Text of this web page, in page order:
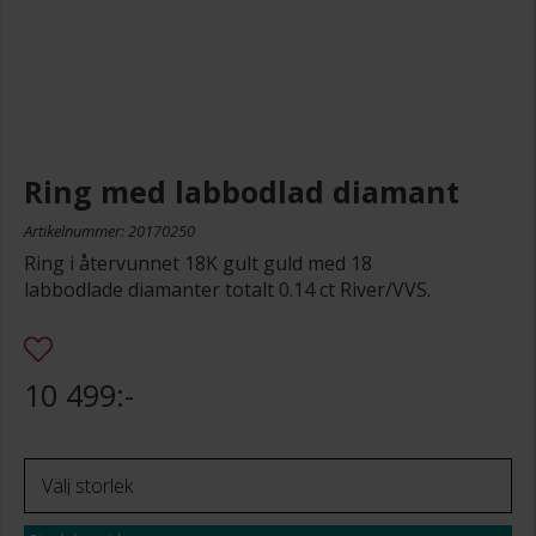
Ring med labbodlad diamant
Artikelnummer: 20170250
Ring i återvunnet 18K gult guld med 18
labbodlade diamanter totalt 0.14 ct River/VVS.
10 499:-